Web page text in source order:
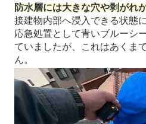
防水層には大きな穴や剥がれ
接建物内部へ浸入できる状態
応急処置として青いブルーシ
ていましたが、これはあくま
ん。